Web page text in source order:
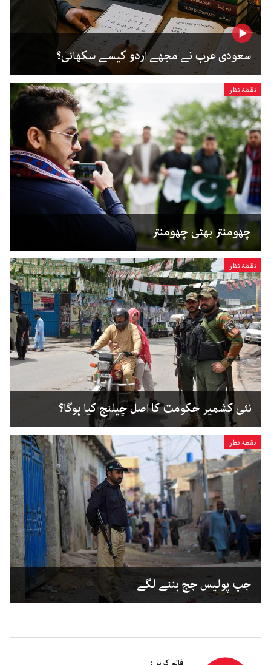
سعودی عرب نے مجھے اردو کیسے سکھائی؟
نقطۂ نظر
چھومنتر بھئی چھومنتر
نقطۂ نظر
نئی کشمیر حکومت کا اصل چیلنج کیا ہوگا؟
نقطۂ نظر
جب پولیس جج بننے لگے